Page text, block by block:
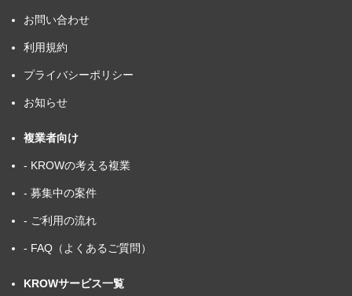
お問い合わせ
利用規約
プライバシーポリシー
お知らせ
複業者向け
- KROWの考える複業
- 募集中の案件
- ご利用の流れ
- FAQ（よくあるご質問）
KROWサービス一覧